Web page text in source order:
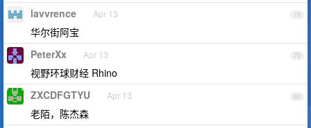
78
lavvrence Apr 13
华尔街阿宝
79
PeterXx Apr 13
视野环球财经 Rhino
80
ZXCDFGTYU Apr 13
老陌，陈杰森